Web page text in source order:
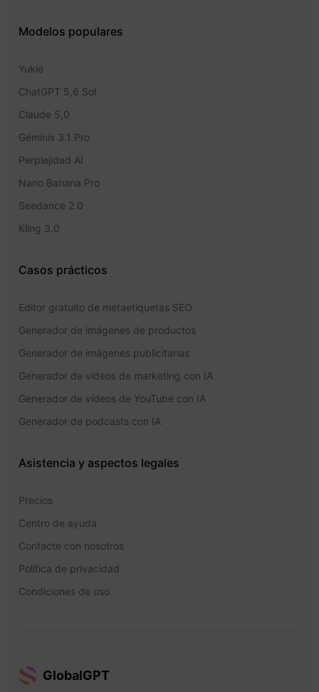
Modelos populares
Yukie
ChatGPT 5,6 Sol
Claude 5,0
Géminis 3.1 Pro
Perplejidad AI
Nano Banana Pro
Seedance 2.0
Kling 3.0
Casos prácticos
Editor gratuito de metaetiquetas SEO
Generador de imágenes de productos
Generador de imágenes publicitarias
Generador de vídeos de marketing con IA
Generador de vídeos de YouTube con IA
Generador de podcasts con IA
Asistencia y aspectos legales
Precios
Centro de ayuda
Contacte con nosotros
Política de privacidad
Condiciones de uso
GlobalGPT